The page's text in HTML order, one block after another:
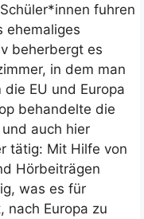
fuhren
ehemaliges
beherbergt es
in dem man
EU und Europa
behandelte die
auch hier
tätig: Mit Hilfe von
Hörbeiträgen
was es für
nach Europa zu